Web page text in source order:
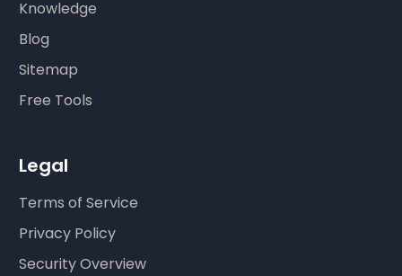
Knowledge
Blog
Sitemap
Free Tools
Legal
Terms of Service
Privacy Policy
Security Overview